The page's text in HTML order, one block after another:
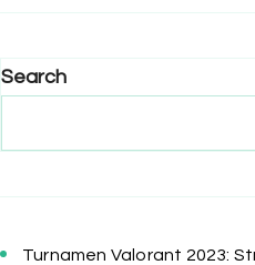
Search
Turnamen Valorant 2023: